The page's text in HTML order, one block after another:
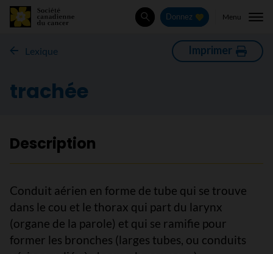
Rechercher
Donnez Menu
Lexique Imprimer
trachée
Description
Conduit aérien en forme de tube qui se trouve
dans le cou et le thorax qui part du larynx
(organe de la parole) et qui se ramifie pour
former les bronches (larges tubes, ou conduits